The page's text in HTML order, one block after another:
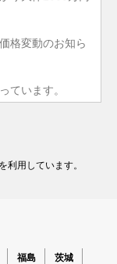
格変動のお知ら
ています。
利用しています。
福島 茨城